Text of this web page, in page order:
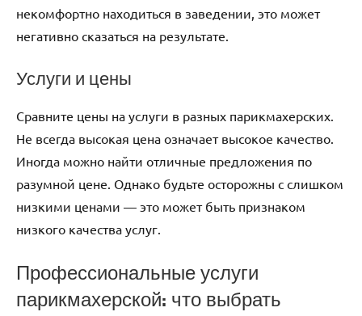
некомфортно находиться в заведении, это может
негативно сказаться на результате.
Услуги и цены
Сравните цены на услуги в разных парикмахерских.
Не всегда высокая цена означает высокое качество.
Иногда можно найти отличные предложения по
разумной цене. Однако будьте осторожны с слишком
низкими ценами — это может быть признаком
низкого качества услуг.
Профессиональные услуги
парикмахерской: что выбрать